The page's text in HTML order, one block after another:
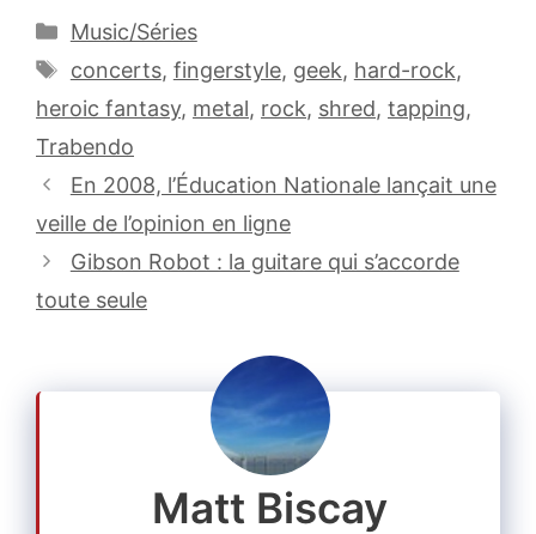
Catégories
Music/Séries
Étiquettes
concerts, fingerstyle, geek, hard-rock,
heroic fantasy, metal, rock, shred, tapping,
Trabendo
En 2008, l’Éducation Nationale lançait une
veille de l’opinion en ligne
Gibson Robot : la guitare qui s’accorde
toute seule
Matt Biscay